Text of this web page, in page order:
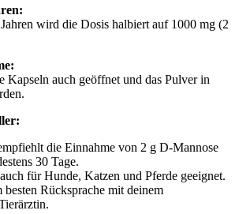
wird die Dosis halbiert auf 1000 mg (2
Kapseln auch geöffnet und das Pulver in
die Einnahme von 2 g D-Mannose
30 Tage.
für Hunde, Katzen und Pferde geeignet.
besten Rücksprache mit deinem